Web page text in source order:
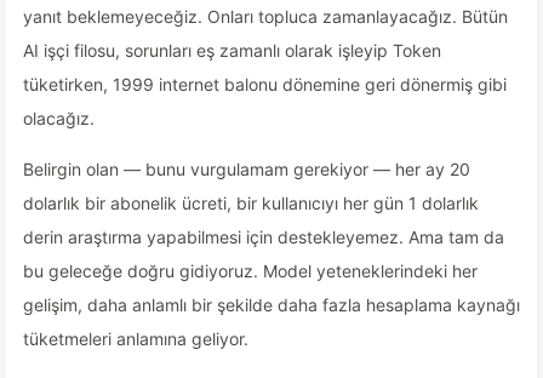
yanıt beklemeyeceğiz. Onları topluca zamanlayacağız. Bütün
AI işçi filosu, sorunları eş zamanlı olarak işleyip Token
tüketirken, 1999 internet balonu dönemine geri dönermiş gibi
olacağız.
Belirgin olan — bunu vurgulamam gerekiyor — her ay 20
dolarlık bir abonelik ücreti, bir kullanıcıyı her gün 1 dolarlık
derin araştırma yapabilmesi için destekleyemez. Ama tam da
bu geleceğe doğru gidiyoruz. Model yeteneklerindeki her
gelişim, daha anlamlı bir şekilde daha fazla hesaplama kaynağı
tüketmeleri anlamına geliyor.